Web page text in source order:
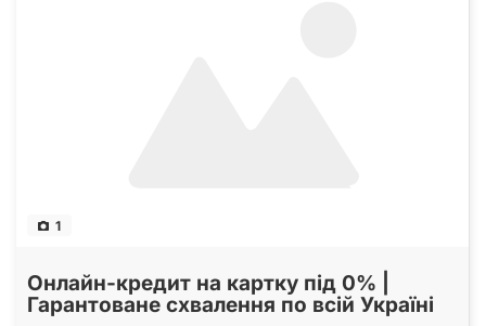
1
Онлайн-кредит на картку під 0% |
Гарантоване схвалення по всій Україні